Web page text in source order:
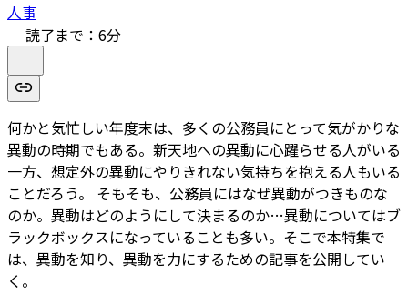
人事
読了まで： 6分
何かと気忙しい年度末は、多くの公務員にとって気がかりな
異動の時期でもある。新天地への異動に心躍らせる人がいる
一方、想定外の異動にやりきれない気持ちを抱える人もいる
ことだろう。 そもそも、公務員にはなぜ異動がつきものな
のか。異動はどのようにして決まるのか…異動についてはブ
ラックボックスになっていることも多い。そこで本特集で
は、異動を知り、異動を力にするための記事を公開してい
く。